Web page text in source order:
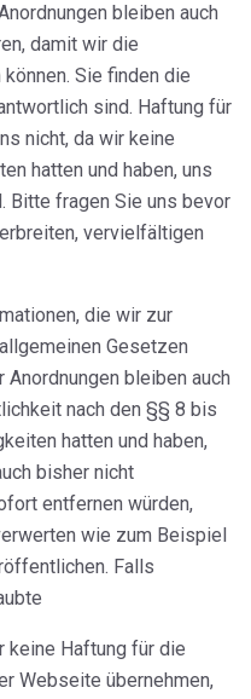
bleiben auch
damit wir die
Sie finden die
sind. Haftung für
nicht, da wir keine
hatten und haben, uns
Bitte fragen Sie uns bevor
vervielfältigen
die wir zur
Gesetzen
bleiben auch
nach den §§ 8 bis
hatten und haben,
bisher nicht
entfernen würden,
wie zum Beispiel
Falls
keine Haftung für die
Webseite übernehmen,